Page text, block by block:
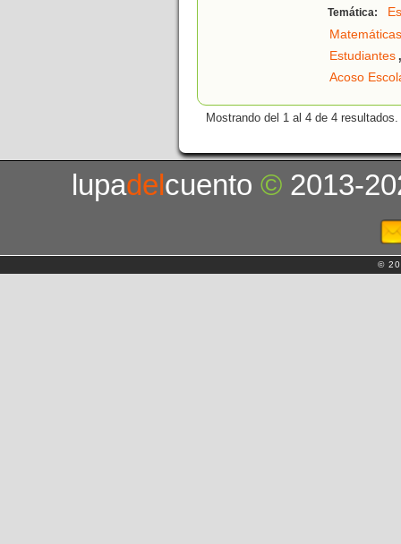
Temática:
Matemáticas
Estudiantes
Acoso
Mostrando del 1 al 4 de 4 resultados.
lupadelcuento© 2013-
©